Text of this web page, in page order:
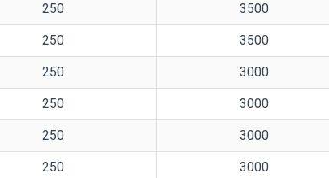
250 3500
250 3500
250 3000
250 3000
250 3000
250 3000